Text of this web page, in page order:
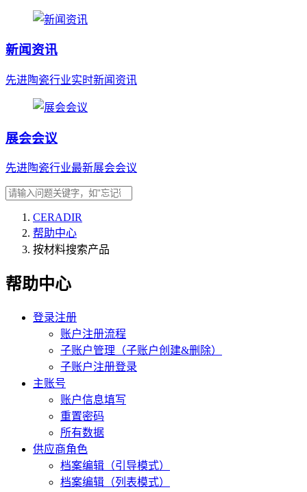
新闻资讯
先进陶瓷行业实时新闻资讯
展会会议
先进陶瓷行业最新展会会议
CERADIR
帮助中心
按材料搜索产品
帮助中心
登录注册
账户注册流程
子账户管理（子账户创建&删除）
子账户注册登录
主账号
账户信息填写
重置密码
所有数据
供应商角色
档案编辑（引导模式）
档案编辑（列表模式）